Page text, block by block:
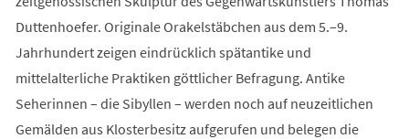
Duttenhoefer. Originale Orakelstäbchen aus dem 5.–9.
Jahrhundert zeigen eindrücklich spätantike und
mittelalterliche Praktiken göttlicher Befragung. Antike
Seherinnen – die Sibyllen – werden noch auf neuzeitlichen
Gemälden aus Klosterbesitz aufgerufen und belegen die